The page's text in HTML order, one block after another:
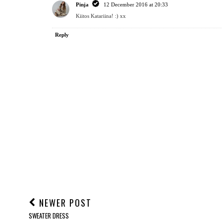
Pinja
12 December 2016 at 20:33
Kiitos Katariina! :) xx
Reply
NEWER POST
SWEATER DRESS